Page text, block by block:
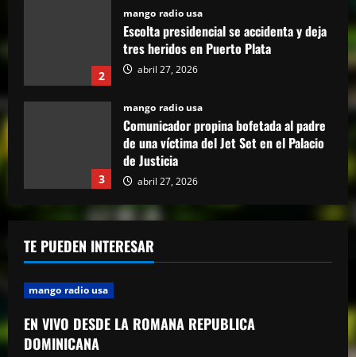
3
mango radio usa
Comunicador propina bofetada al padre
de una víctima del Jet Set en el Palacio
de Justicia
4
mango radio usa
“Despacito” llega a los 9 billones de
reproducciones en YouTube
abril 27, 2026
5
mango radio usa
amistad con Antonio y su hermana, pero
yo quiero justicia”
TE PUEDEN INTERESAR
mango radio usa
EN VIVO DESDE LA ROMANA REPUBLICA
DOMINICANA